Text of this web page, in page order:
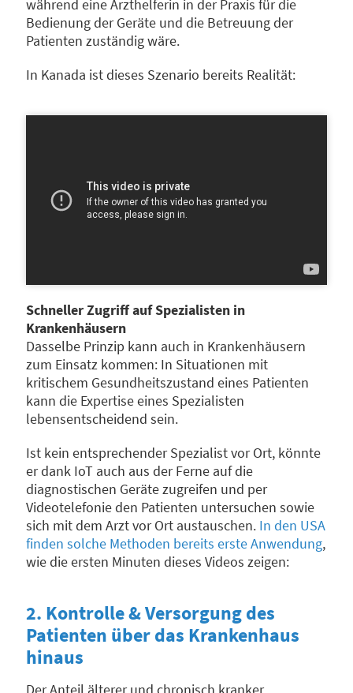
während eine Arzthelferin in der Praxis für die
Bedienung der Geräte und die Betreuung der
Patienten zuständig wäre.
In Kanada ist dieses Szenario bereits Realität:
Schneller Zugriff auf Spezialisten in
Krankenhäusern
Dasselbe Prinzip kann auch in Krankenhäusern
zum Einsatz kommen: In Situationen mit
kritischem Gesundheitszustand eines Patienten
kann die Expertise eines Spezialisten
lebensentscheidend sein.
Ist kein entsprechender Spezialist vor Ort, könnte
er dank IoT auch aus der Ferne auf die
diagnostischen Geräte zugreifen und per
Videotelefonie den Patienten untersuchen sowie
sich mit dem Arzt vor Ort austauschen. In den USA
finden solche Methoden bereits erste Anwendung,
wie die ersten Minuten dieses Videos zeigen:
2. Kontrolle & Versorgung des
Patienten über das Krankenhaus
hinaus